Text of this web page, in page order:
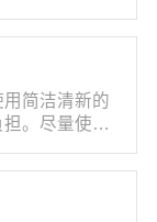
简洁清新的
。尽量使用